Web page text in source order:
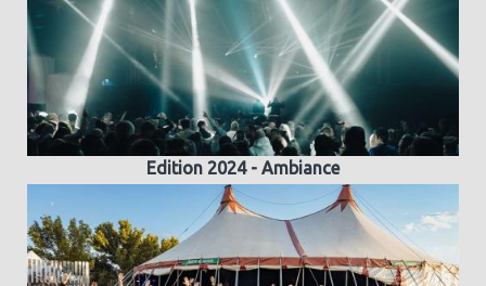
Edition 2024 - Ambiance